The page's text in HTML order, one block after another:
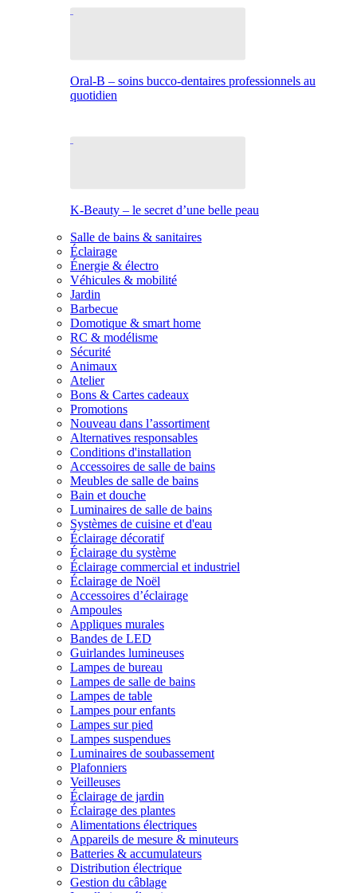
Oral-B – soins bucco-dentaires professionnels au
quotidien
K-Beauty – le secret d’une belle peau
Salle de bains & sanitaires
Éclairage
Énergie & électro
Véhicules & mobilité
Jardin
Barbecue
Domotique & smart home
RC & modélisme
Sécurité
Animaux
Atelier
Bons & Cartes cadeaux
Promotions
Nouveau dans l’assortiment
Alternatives responsables
Conditions d'installation
Accessoires de salle de bains
Meubles de salle de bains
Bain et douche
Luminaires de salle de bains
Systèmes de cuisine et d'eau
Éclairage décoratif
Éclairage du système
Éclairage commercial et industriel
Éclairage de Noël
Accessoires d’éclairage
Ampoules
Appliques murales
Bandes de LED
Guirlandes lumineuses
Lampes de bureau
Lampes de salle de bains
Lampes de table
Lampes pour enfants
Lampes sur pied
Lampes suspendues
Luminaires de soubassement
Plafonniers
Veilleuses
Éclairage de jardin
Éclairage des plantes
Alimentations électriques
Appareils de mesure & minuteurs
Batteries & accumulateurs
Distribution électrique
Gestion du câblage